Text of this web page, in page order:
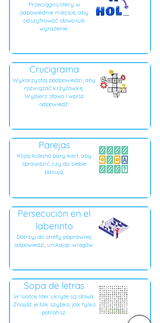
Przeciągnij litery w
odpowiednie miejsce, aby
odszyfrować słowo lub
wyrażenie.
Crucigrama
Wykorzystaj podpowiedzi, aby
rozwiązać krzyżówkę.
Wybierz słowo i wpisz
odpowiedź.
Parejas
Klijaj kolejno pary kart, aby
sprawdzić, czy do siebie
pasują.
Persecución en el
laberinto
Dotrzyj do strefy poprawnej
odpowiedzi, unikając wrogów.
Sopa de letras
W siatce liter ukryte są słowa.
Znajdź je tak szybko, jak tylko
potrafisz.